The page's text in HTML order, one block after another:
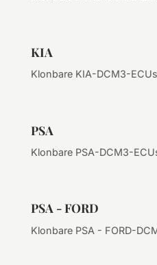
KIA
Klonbare KIA-DCM3-ECUs
PSA
Klonbare PSA-DCM3-
PSA - FORD
Klonbare PSA - FORD-